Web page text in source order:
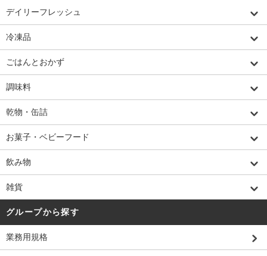
デイリーフレッシュ
冷凍品
ごはんとおかず
調味料
乾物・缶詰
お菓子・ベビーフード
飲み物
雑貨
グループから探す
業務用規格